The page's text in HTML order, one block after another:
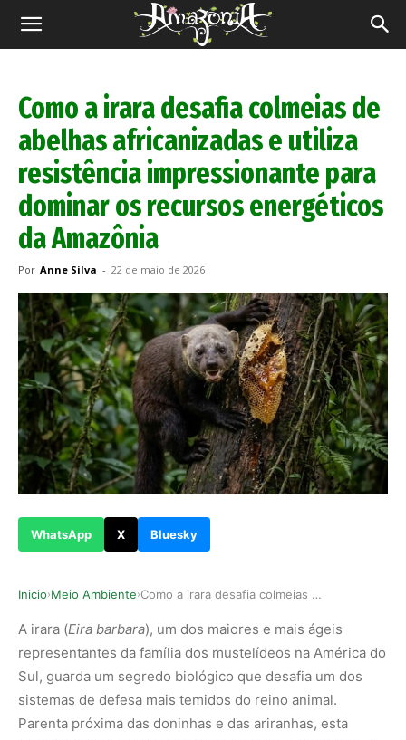
Revista
Como a irara desafia colmeias de
abelhas africanizadas e utiliza
resistência impressionante para
dominar os recursos energéticos
da Amazônia
Por Anne Silva - 22 de maio de 2026
WhatsApp X Bluesky
Inicio›Meio Ambiente› Como a irara desafia colmeias de abelhas africa…
A irara (Eira barbara), um dos maiores e mais ágeis
representantes da família dos mustelídeos na América do
Sul, guarda um segredo biológico que desafia um dos
sistemas de defesa mais temidos do reino animal.
Parenta próxima das doninhas e das ariranhas, esta